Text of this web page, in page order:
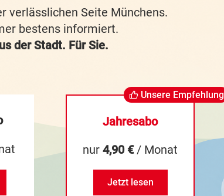
verlässlichen Seite Münchens.
bestens informiert.
der Stadt. Für Sie.
Unsere Empfehlung
Jahresabo
nur4,90 €/ Monat
Jetzt lesen